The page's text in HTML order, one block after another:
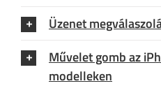
Üzenet
Művelet gomb az
modelleken